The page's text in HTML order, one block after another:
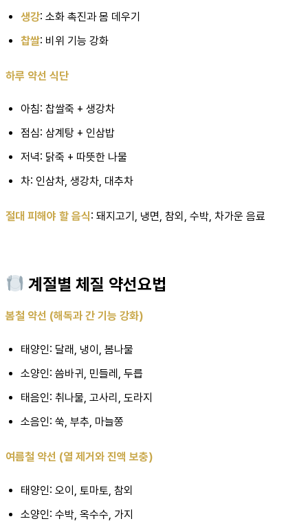
생강: 소화 촉진과 몸 데우기
찹쌀: 비위 기능 강화
하루 약선 식단
아침: 찹쌀죽 + 생강차
점심: 삼계탕 + 인삼밥
저녁: 닭죽 + 따뜻한 나물
차: 인삼차, 생강차, 대추차
절대 피해야 할 음식: 돼지고기, 냉면, 참외, 수박, 차가운 음료
계절별 체질 약선요법
봄철 약선 (해독과 간 기능 강화)
태양인: 달래, 냉이, 봄나물
소양인: 씀바귀, 민들레, 두릅
태음인: 취나물, 고사리, 도라지
소음인: 쑥, 부추, 마늘쫑
여름철 약선 (열 제거와 진액 보충)
태양인: 오이, 토마토, 참외
소양인: 수박, 옥수수, 가지